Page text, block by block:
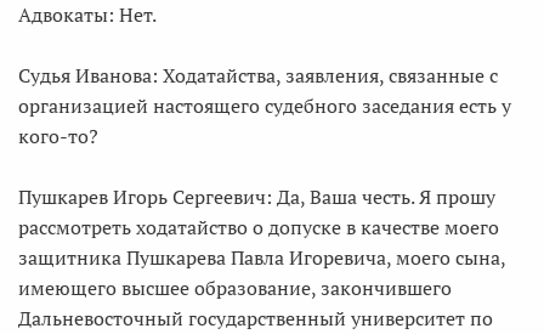
Адвокаты: Нет.
Судья Иванова: Ходатайства, заявления, связанные с
организацией настоящего судебного заседания есть у
кого-то?
Пушкарев Игорь Сергеевич: Да, Ваша честь. Я прошу
рассмотреть ходатайство о допуске в качестве моего
защитника Пушкарева Павла Игоревича, моего сына,
имеющего высшее образование, закончившего
Дальневосточный государственный университет по